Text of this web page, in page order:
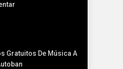
Gratuitos De Música A